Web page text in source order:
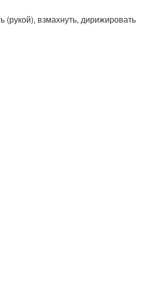
(рукой), взмахнуть, дирижировать